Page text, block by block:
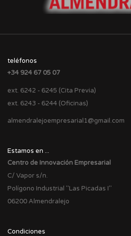
teléfonos
+34 924 67 05 07
ext. 6242 - 6245 (Cita Previa)
ext. 6243 - 6244 (Oficinas)
almendralejoempresarial1@gmail.com
Estamos en ...
Centro de Innovación Empresarial
C/ Vapor s/n.
Polígono Industrial "Las Picadas I"
06200 Almendralejo
Condiciones